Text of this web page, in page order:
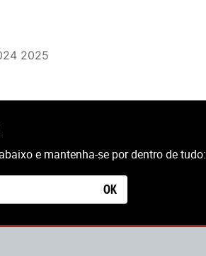
2025
e mantenha-se por dentro de tudo:
OK